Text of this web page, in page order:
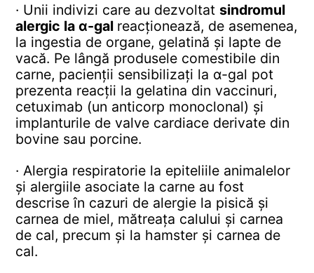
· Unii indivizi care au dezvoltat sindromul
alergic la α-gal reacționează, de asemenea,
la ingestia de organe, gelatină și lapte de
vacă. Pe lângă produsele comestibile din
carne, pacienții sensibilizați la α-gal pot
prezenta reacții la gelatina din vaccinuri,
cetuximab (un anticorp monoclonal) și
implanturile de valve cardiace derivate din
bovine sau porcine.
· Alergia respiratorie la epiteliile animalelor
și alergiile asociate la carne au fost
descrise în cazuri de alergie la pisică și
carnea de miel, mătreața calului și carnea
de cal, precum și la hamster și carnea de
cal.